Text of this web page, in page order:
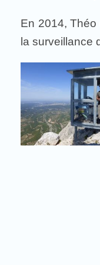
En 2014,
la surveillance